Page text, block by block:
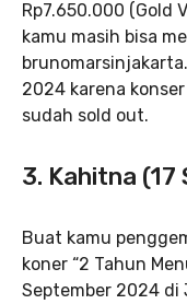
Rp7.650.000 (Gold
kamu masih bisa
2024 karena
sudah sold out.
3. Kahitna (17
Buat kamu
koner “2 Tahun
September 2024 di